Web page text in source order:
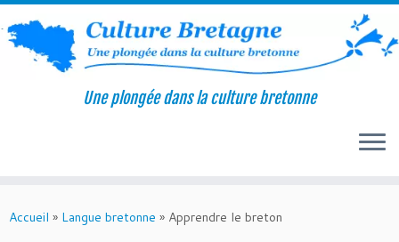
au
Une plongée dans la culture bretonne
Accueil » Langue bretonne » Apprendre le breton